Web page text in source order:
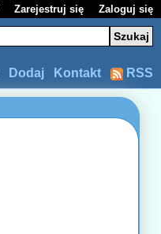
Zarejestruj się Zaloguj się
RSS
Kontakt
Dodaj